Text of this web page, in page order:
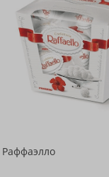
Раффаэлло